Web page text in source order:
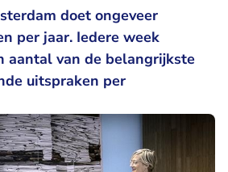
doet ongeveer
per jaar. Iedere week
aantal van de belangrijkste
uitspraken per